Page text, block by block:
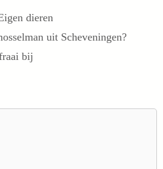
dieren
uit Scheveningen?
bij